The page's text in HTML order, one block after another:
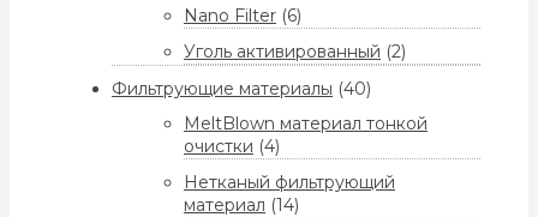
Nano Filter (6)
Уголь активированный (2)
Фильтрующие материалы (40)
MeltBlown материал тонкой
очистки (4)
Нетканый фильтрующий
материал (14)